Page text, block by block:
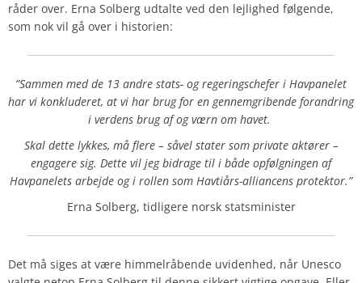
råder over. Erna Solberg udtalte ved den lejlighed følgende,
som nok vil gå over i historien:
”Sammen med de 13 andre stats- og regeringschefer i Havpanelet
har vi konkluderet, at vi har brug for en gennemgribende forandring
i verdens brug af og værn om havet.
Skal dette lykkes, må flere – såvel stater som private aktører –
engagere sig. Dette vil jeg bidrage til i både opfølgningen af
Havpanelets arbejde og i rollen som Havtiårs-alliancens protektor.”
Erna Solberg, tidligere norsk statsminister
Det må siges at være himmelråbende uvidenhed, når Unesco